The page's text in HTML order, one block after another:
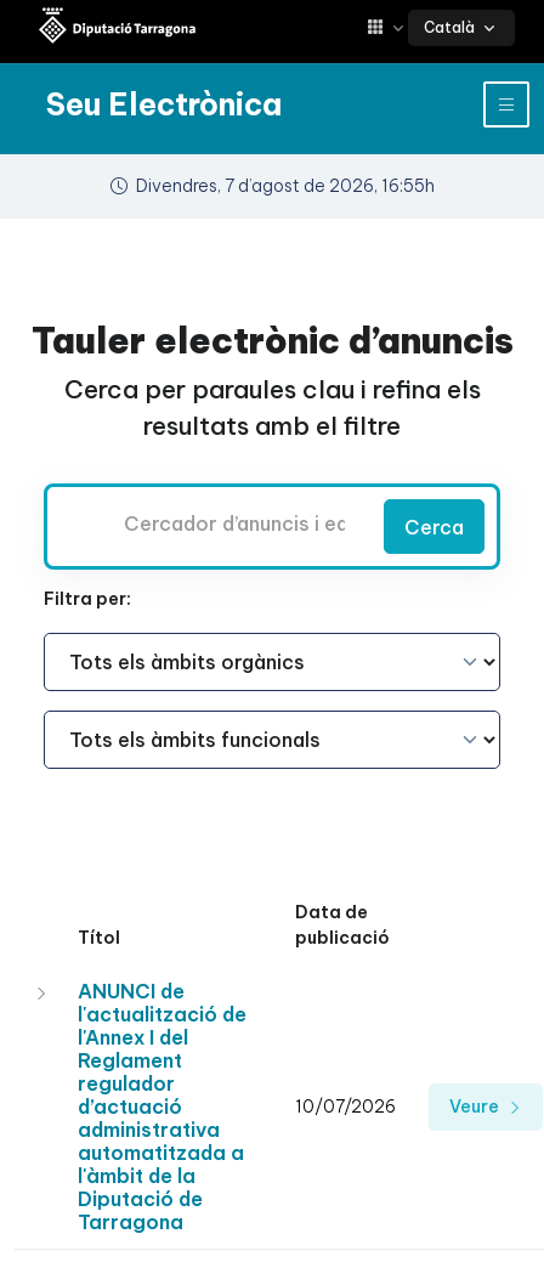
Català
Seu Electrònica
Divendres, 7 d’agost de 2026, 16:55h
Tauler electrònic d’anuncis
Cerca per paraules clau i refina els
resultats amb el filtre
Cerca
Filtra per:
Àmbit Funcional
Àmbit Funcional
Títol
Data de
publicació
ANUNCI de
l'actualització de
l'Annex I del
Reglament
regulador
d’actuació
administrativa
automatitzada a
l'àmbit de la
Diputació de
Tarragona
10/07/2026 Veure